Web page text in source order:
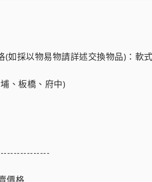
(如採以物易物請詳述交換物品)：軟
、板橋、府中)